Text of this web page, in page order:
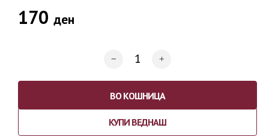
170 ден
ВО КОШНИЦА
КУПИ ВЕДНАШ